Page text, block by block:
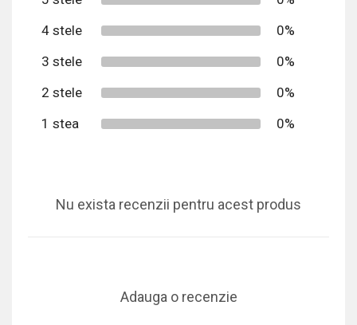
4 stele
0%
3 stele
0%
2 stele
0%
1 stea
0%
Nu exista recenzii pentru acest produs
Adauga o recenzie